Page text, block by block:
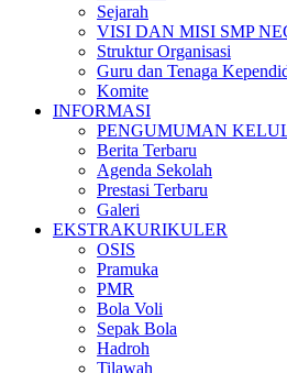
Sejarah
VISI DAN MISI SMP
Struktur Organisasi
Guru dan Tenaga
Komite
INFORMASI
PENGUMUMAN
Berita Terbaru
Agenda Sekolah
Prestasi Terbaru
Galeri
EKSTRAKURIKULER
OSIS
Pramuka
PMR
Bola Voli
Sepak Bola
Hadroh
Tilawah